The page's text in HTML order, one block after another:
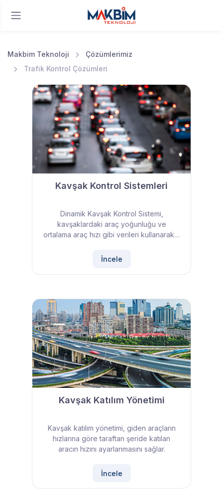
Makbim Teknoloji
Çözümlerimiz
Trafik Kontrol Çözümleri
Kavşak Kontrol Sistemleri
Dinamik Kavşak Kontrol Sistemi,
kavşaklardaki araç yoğunluğu ve
ortalama araç hızı gibi verileri kullanarak…
İncele
Kavşak Katılım Yönetimi
Kavşak katılım yönetimi, giden araçların
hızlarına göre taraftan şeride katılan
aracın hızını ayarlanmasını sağlar.
İncele